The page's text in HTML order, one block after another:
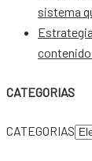
sistema
CATEGORIAS
CATEGORIAS